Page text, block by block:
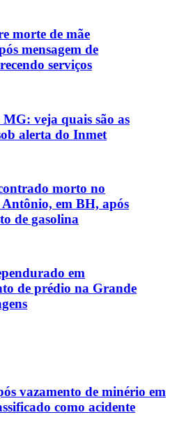
morte de mãe
mensagem de
serviços
veja quais são as
alerta do Inmet
morto no
em BH, após
de gasolina
em
de prédio na Grande
vazamento de minério em
como acidente